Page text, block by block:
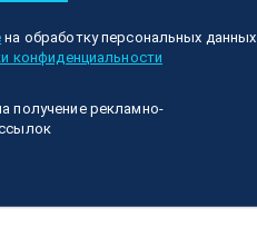
на обработку персональных данных
конфиденциальности
получение рекламно-